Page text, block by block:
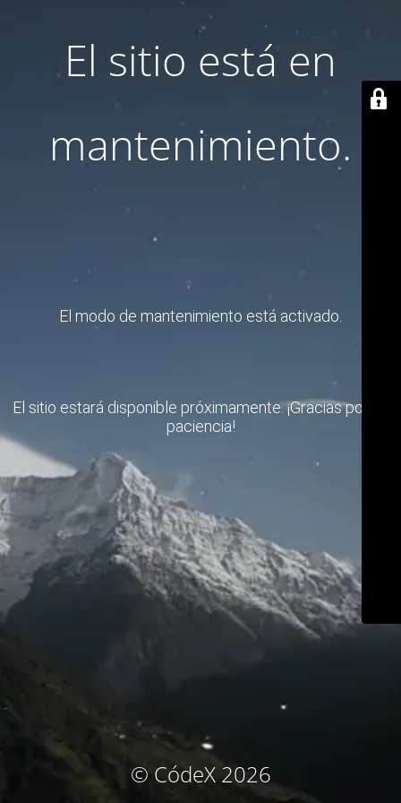
El sitio está en
mantenimiento.
El modo de mantenimiento está activado.
El sitio estará disponible próximamente. ¡Gracias por su
paciencia!
© CódeX 2026